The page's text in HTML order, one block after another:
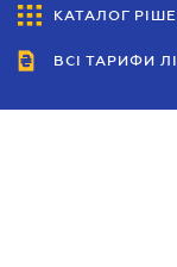
КАТАЛОГ
ВСІ ТАРИФИ